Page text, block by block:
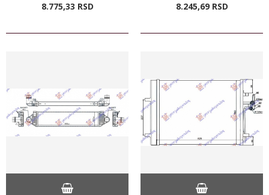
8.775,33 RSD 8.245,69 RSD